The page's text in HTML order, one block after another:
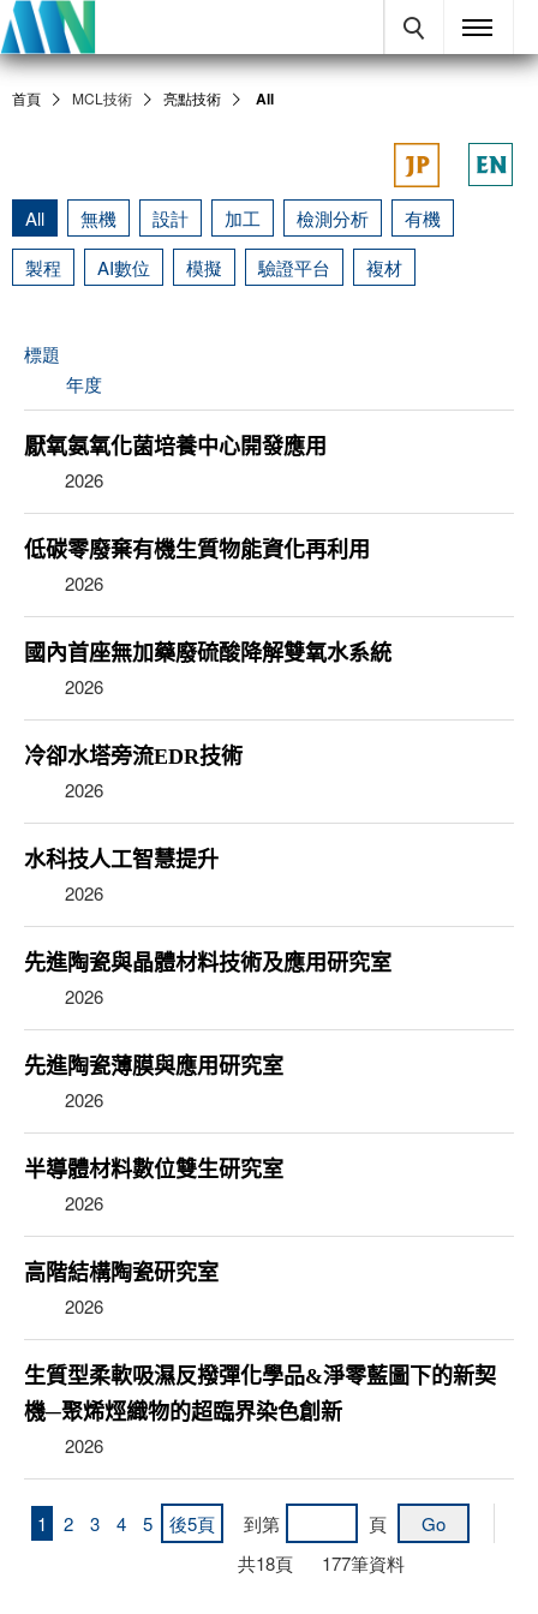
首頁 MCL技術 亮點技術 All
All 無機 設計 加工 檢測分析
有機
製程
AI數位 模擬 驗證平台 複材
標題
年度
厭氧氨氧化菌培養中心開發應用
2026
低碳零廢棄有機生質物能資化再利用
2026
國內首座無加藥廢硫酸降解雙氧水系統
2026
冷卻水塔旁流EDR技術
2026
水科技人工智慧提升
2026
先進陶瓷與晶體材料技術及應用研究室
2026
先進陶瓷薄膜與應用研究室
2026
半導體材料數位雙生研究室
2026
高階結構陶瓷研究室
2026
生質型柔軟吸濕反撥彈化學品&淨零藍圖下的新契
機─聚烯烴織物的超臨界染色創新
2026
1 2 3 4 5 後5頁 到第
頁
共18頁 177筆資料